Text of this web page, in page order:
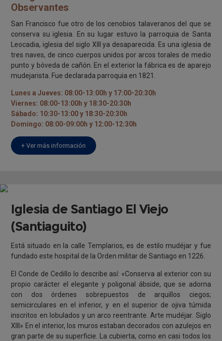
Observantes
San Francisco fue otro de los cenobios talaveranos del que se
conserva su iglesia. En su lugar estuvo la parroquia de Santa
Leocadia, iglesia del siglo XIII ya desaparecida. Es una iglesia de
tres naves, de cinco cuerpos unidos por arcos torales de medio
punto y bóveda de cañón. En el exterior la fábrica es de aparejo
mudejarista. Fue declarada parroquia en 1821.
Lunes a Jueves: 08:00-13:00h y 17:00-20:30h
Viernes: 08:00-13:00h y 18:30-20:30h
Sábado: 10:30-13:00 y 18:30-20:30h
Domingo: 08:00-09:00h y 12:00-12:30h
+ Ver más información
Iglesia de Santiago El Viejo
(Santiaguito)
Está situado en la calle Templarios, es de estilo mudéjar y fue
fundado este hospital de la Orden militar de Santiago en 1226.
El Conde de Cedillo lo describe así: «Conserva al exterior con su
propio carácter el elegante y poligonal ábside, que se adorna
con dos órdenes sobrepuestos de arquillos ciegos;
semicirculares en el inferior, y en el superior de ojiva túmida
inscritos en lobulados y un arco reentrante. Arte mudéjar. Siglo
XIII» En el interior, los muros estaban decorados con azulejos en
gran parte de su superficie. La cubierta, como en casi todos los